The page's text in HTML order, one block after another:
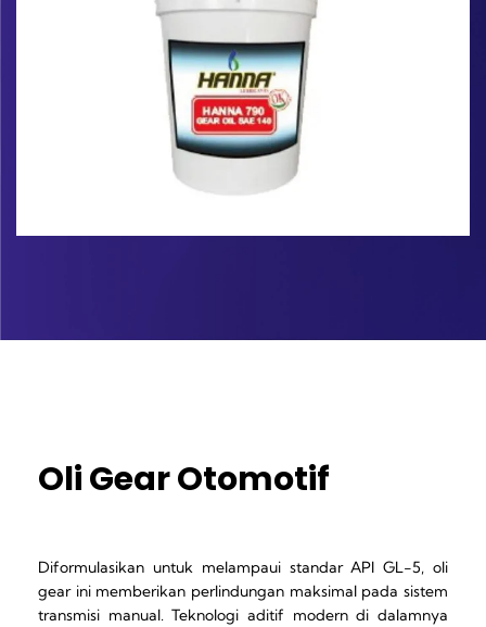
Oli Gear Otomotif
Diformulasikan untuk melampaui standar API GL-5, oli
gear ini memberikan perlindungan maksimal pada sistem
transmisi manual. Teknologi aditif modern di dalamnya